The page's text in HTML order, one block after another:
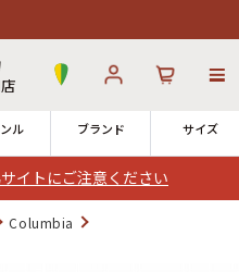
イトにご注意ください
ル ブランド サイズ
Columbia